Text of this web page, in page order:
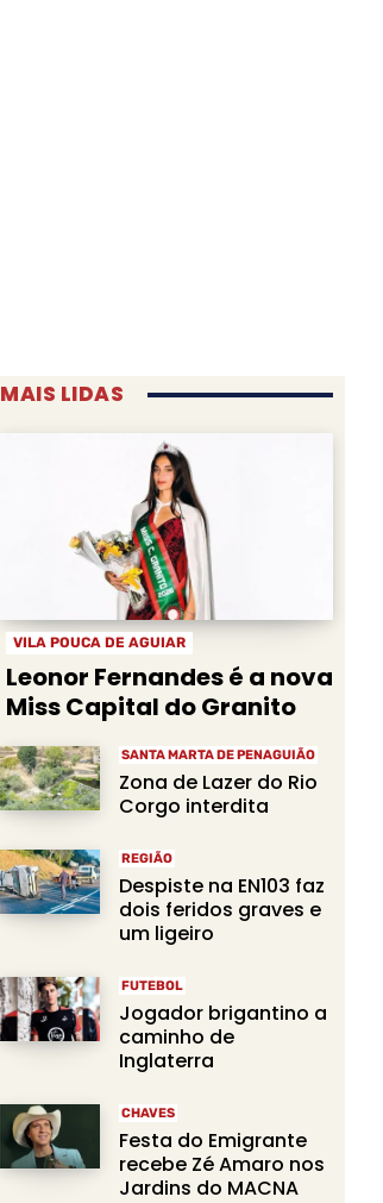
MAIS LIDAS
VILA POUCA DE AGUIAR
Leonor Fernandes é a nova
Miss Capital do Granito
SANTA MARTA DE PENAGUIÃO
Zona de Lazer do Rio
Corgo interdita
REGIÃO
Despiste na EN103 faz
dois feridos graves e
um ligeiro
FUTEBOL
Jogador brigantino a
caminho de
Inglaterra
CHAVES
Festa do Emigrante
recebe Zé Amaro nos
Jardins do MACNA